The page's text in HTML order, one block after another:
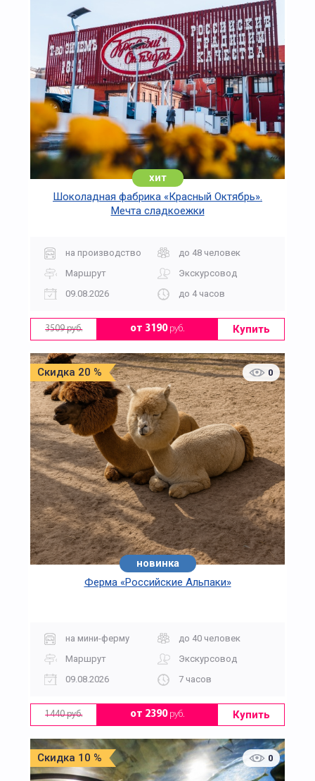
хит
Шоколадная фабрика «Красный Октябрь».
Мечта сладкоежки
на производство
до 48 человек
Маршрут
Экскурсовод
09.08.2026
до 4 часов
3509 руб. от 3190руб. Купить
Скидка 20 % 0
новинка
Ферма «Российские Альпаки»
на мини-ферму
до 40 человек
Маршрут
Экскурсовод
09.08.2026
7 часов
1440 руб. от 2390руб. Купить
Скидка 10 % 0